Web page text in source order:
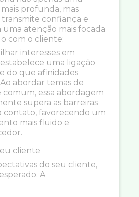
profunda, mas
confiança e
uma atenção mais focada
com o cliente;
interesses em
uma ligação
do que afinidades
abordar temas de
comum, essa abordagem
supera as barreiras
contato, favorecendo um
mais fluido e
cliente
do seu cliente,
A